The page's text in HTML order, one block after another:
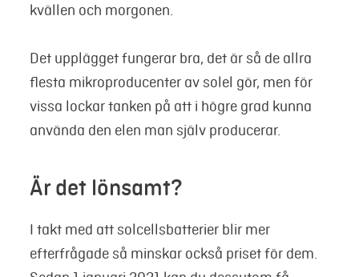
kvällen och morgonen.
Det upplägget fungerar bra, det är så de allra
flesta mikroproducenter av solel gör, men för
vissa lockar tanken på att i högre grad kunna
använda den elen man själv producerar.
Är det lönsamt?
I takt med att solcellsbatterier blir mer
efterfrågade så minskar också priset för dem.